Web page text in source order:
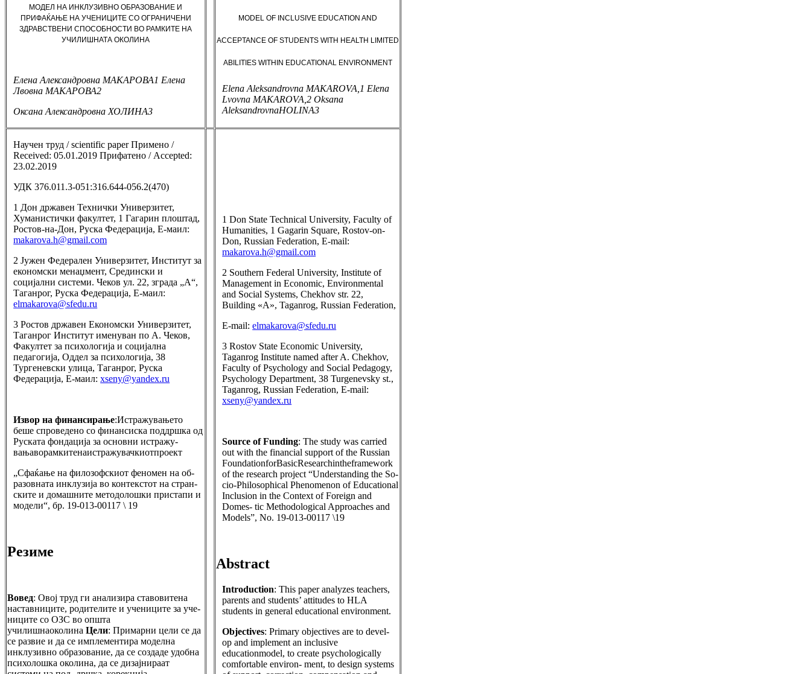
МОДЕЛ НА ИНКЛУЗИВНО ОБРАЗОВАНИЕ И
ПРИФАЌАЊЕ НА УЧЕНИЦИТЕ СО ОГРАНИЧЕНИ
ЗДРАВСТВЕНИ СПОСОБНОСТИ ВО РАМКИТЕ НА
УЧИЛИШНАТА ОКОЛИНА
Елена Александровна МАКАРОВА1 Елена
Лвовна МАКАРОВА2
Оксана Александровна ХОЛИНА3
MODEL OF INCLUSIVE EDUCATION AND
ACCEPTANCE OF STUDENTS WITH HEALTH LIMITED
ABILITIES WITHIN EDUCATIONAL ENVIRONMENT
Elena Aleksandrovna MAKAROVA, 1 Elena
Lvovna MAKAROVA,2Oksana
AleksandrovnaHOLINA3
Научен труд / scientific paper Примено /
Received: 05.01.2019 Прифатено / Accepted:
23.02.2019
УДК 376.011.3-051:316.644-056.2(470)
1 Дон државен Технички Универзитет,
Хуманистички факултет, 1 Гагарин плоштад,
Ростов-на-Дон, Руска Федерација, Е-маил:
makarova.h@gmail.com
2 Јужен Федерален Универзитет, Институт за
економски менаџмент, Средински и
социјални системи. Чеков ул. 22, зграда „А“,
Таганрог, Руска Федерација, Е-маил:
elmakarova@sfedu.ru
3 Ростов државен Економски Универзитет,
Таганрог Институт именуван по А. Чеков,
Факултет за психологија и социјална
педагогија, Оддел за психологија, 38
Тургеневски улица, Таганрог, Руска
Федерација, Е-маил:xseny@yandex.ru
Извор на финансирање:Истражувањето
беше спроведено со финансиска поддршка од
Руската фондација за основни истражу-
вањаворамкитенаистражувачкиотпроект
„Сфаќање на филозофскиот феномен на об-
разовната инклузија во контекстот на стран-
ските и домашните методолошки пристапи и
модели“, бр. 19-013-00117 \ 19
Резиме
Вовед: Овој труд ги анализира ставовитена
наставниците, родителите и учениците за уче-
ниците со ОЗС во општа
училишнаоколина Цели: Примарни цели се да
се развие и да се имплементира моделна
инклузивно образование, да се создаде удобна
психолошка околина, да се дизајнираат
1 Don State Technical University, Faculty of
Humanities, 1 Gagarin Square, Rostov-on-
Don, Russian Federation, E-mail:
makarova.h@gmail.com
2 Southern Federal University, Institute of
Management in Economic, Environmental
and Social Systems, Chekhov str. 22,
Building «А», Taganrog, Russian Federation,
E-mail:elmakarova@sfedu.ru
3 Rostov State Economic University,
Taganrog Institute named after A. Chekhov,
Faculty of Psychology and Social Pedagogy,
Psychology Department, 38 Turgenevsky st.,
Taganrog, Russian Federation, E-mail:
xseny@yandex.ru
Source of Funding: The study was carried
out with the financial support of the Russian
FoundationforBasicResearchintheframework
of the research project “Understanding the So-
cio-Philosophical Phenomenon of Educational
Inclusion in the Context of Foreign and
Domes- tic Methodological Approaches and
Models”, No. 19-013-00117 \19
Abstract
Introduction: This paper analyzes teachers,
parents and students’ attitudes to HLA
students in general educational environment.
Objectives: Primary objectives are to devel-
op and implement an inclusive
educationmodel, to create psychologically
comfortable environ- ment, to design systems